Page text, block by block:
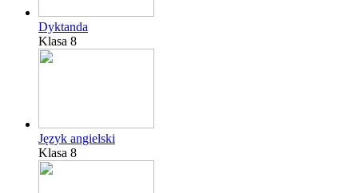
Dyktanda
Klasa 8
Język angielski
Klasa 8